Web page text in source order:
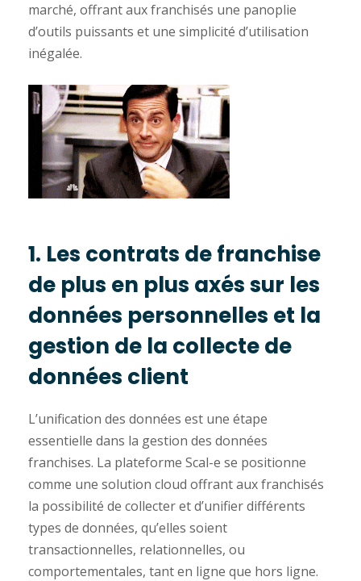
marché, offrant aux franchisés une panoplie
d’outils puissants et une simplicité d’utilisation
inégalée.
1. Les contrats de franchise
de plus en plus axés sur les
données personnelles et la
gestion de la collecte de
données client
L’unification des données est une étape
essentielle dans la gestion des données
franchises. La plateforme Scal-e se positionne
comme une solution cloud offrant aux franchisés
la possibilité de collecter et d’unifier différents
types de données, qu’elles soient
transactionnelles, relationnelles, ou
comportementales, tant en ligne que hors ligne.